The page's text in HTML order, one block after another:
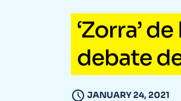
‘Zorra’
debate
JANUARY 24, 2021